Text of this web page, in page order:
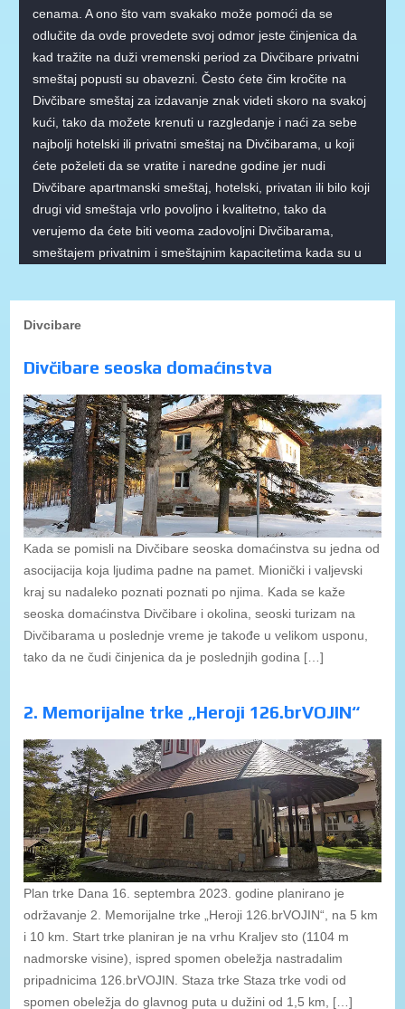
cenama. A ono što vam svakako može pomoći da se
odlučite da ovde provedete svoj odmor jeste činjenica da
kad tražite na duži vremenski period za Divčibare privatni
smeštaj popusti su obavezni. Često ćete čim kročite na
Divčibare smeštaj za izdavanje znak videti skoro na svakoj
kući, tako da možete krenuti u razgledanje i naći za sebe
najbolji hotelski ili privatni smeštaj na Divčibarama, u koji
ćete poželeti da se vratite i naredne godine jer nudi
Divčibare apartmanski smeštaj, hotelski, privatan ili bilo koji
drugi vid smeštaja vrlo povoljno i kvalitetno, tako da
verujemo da ćete biti veoma zadovoljni Divčibarama,
smeštajem privatnim i smeštajnim kapacitetima kada su u
Divcibare
Divčibare seoska domaćinstva
Kada se pomisli na Divčibare seoska domaćinstva su jedna od
asocijacija koja ljudima padne na pamet. Mionički i valjevski
kraj su nadaleko poznati poznati po njima. Kada se kaže
seoska domaćinstva Divčibare i okolina, seoski turizam na
Divčibarama u poslednje vreme je takođe u velikom usponu,
tako da ne čudi činjenica da je poslednjih godina […]
2. Memorijalne trke „Heroji 126.brVOJIN“
Plan trke Dana 16. septembra 2023. godine planirano je
održavanje 2. Memorijalne trke „Heroji 126.brVOJIN“, na 5 km
i 10 km. Start trke planiran je na vrhu Kraljev sto (1104 m
nadmorske visine), ispred spomen obeležja nastradalim
pripadnicima 126.brVOJIN. Staza trke Staza trke vodi od
spomen obeležja do glavnog puta u dužini od 1,5 km, […]